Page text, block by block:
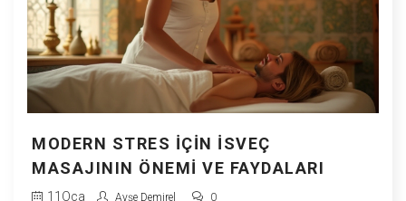
MODERN STRES IÇIN İSVEÇ
MASAJININ ÖNEMI VE FAYDALARI
11 Oca Ayşe Demirel 0